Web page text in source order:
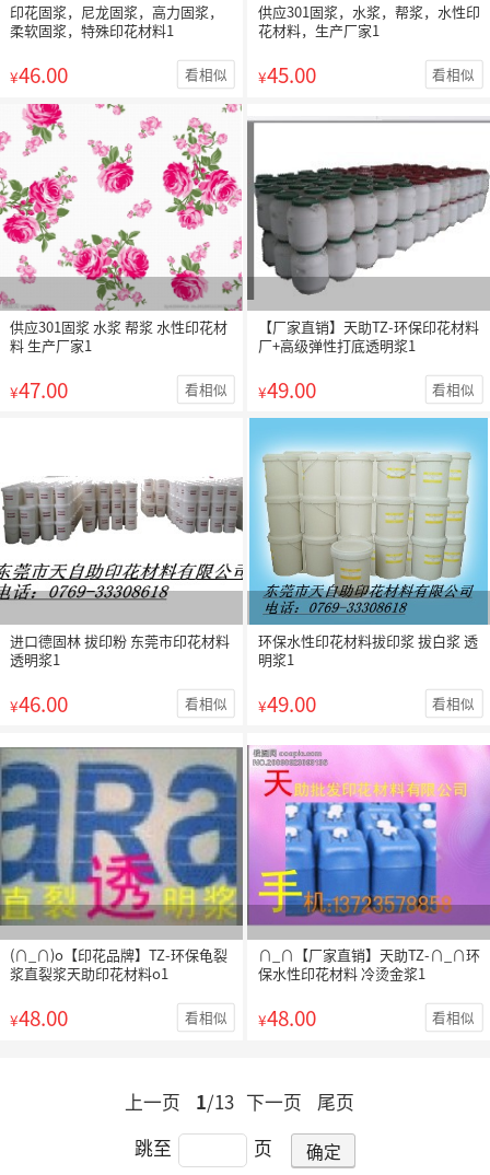
印花固浆，尼龙固浆，高力固浆，
柔软固浆，特殊印花材料1
¥46.00 看相似
供应301固浆，水浆，帮浆，水性印
花材料，生产厂家1
¥45.00 看相似
供应301固浆 水浆 帮浆 水性印花材
料 生产厂家1
¥47.00 看相似
【厂家直销】天助TZ-环保印花材料
厂+高级弹性打底透明浆1
¥49.00 看相似
进口德固林 拔印粉 东莞市印花材料
透明浆1
¥46.00 看相似
环保水性印花材料拔印浆 拔白浆 透
明浆1
¥49.00 看相似
(∩_∩)o【印花品牌】TZ-环保龟裂
浆直裂浆天助印花材料o1
¥48.00 看相似
∩_∩【厂家直销】天助TZ-∩_∩环
保水性印花材料 冷烫金浆1
¥48.00 看相似
上一页 1/13 下一页
尾页
跳至
页 确定